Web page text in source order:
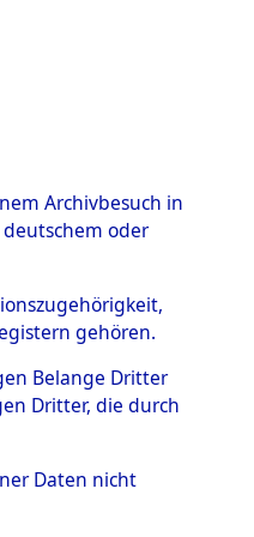
Archivbesuch in
oder
gehören.
Belange Dritter
Dritter, die durch
Daten nicht